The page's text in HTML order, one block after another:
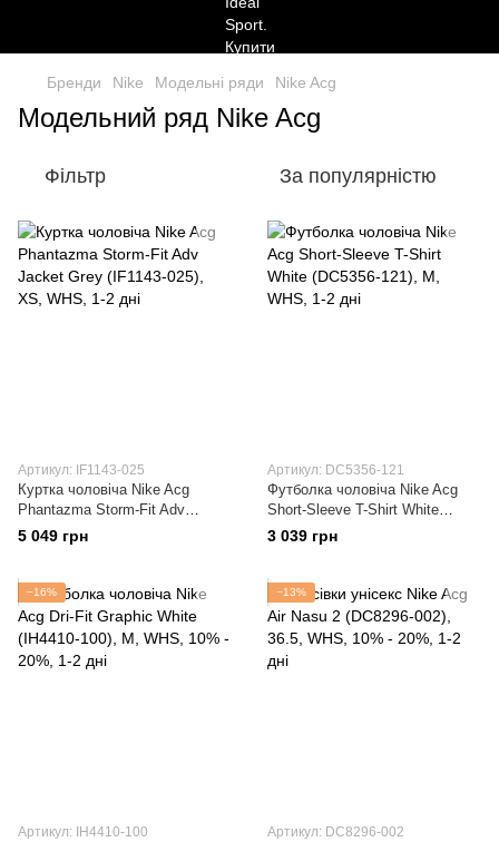
Бренди Nike Модельні ряди Nike Acg
Модельний ряд Nike Acg
Фільтр За популярністю
Артикул: IF1143-025
Куртка чоловіча Nike Acg
Phantazma Storm-Fit Adv
Jacket Grey (IF1143-025)
5 049 грн
Артикул: DC5356-121
Футболка чоловіча Nike Acg
Short-Sleeve T-Shirt White
(DC5356-121)
3 039 грн
−16%
Артикул: IH4410-100
−13%
Артикул: DC8296-002